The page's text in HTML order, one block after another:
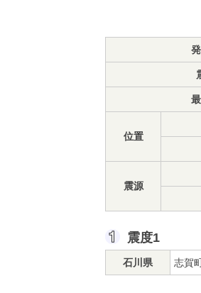
位置
震源
震度1
石川県 志賀